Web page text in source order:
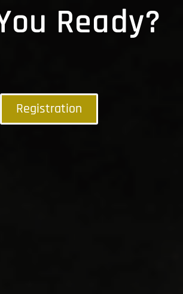
Ready?
Registration